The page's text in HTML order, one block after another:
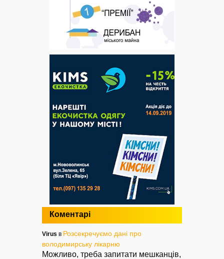
Коментарі
Virus в Розсекречуємо дані про
володимирську лікарню
Можливо, треба запитати мешканців,